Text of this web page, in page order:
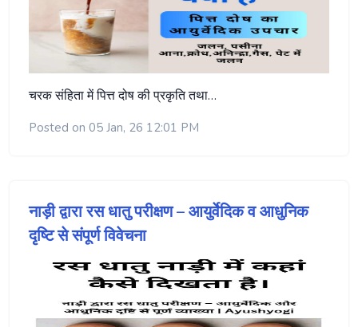
चरक संहिता में पित्त दोष की प्रकृति तथा…
Posted on 05 Jan, 26 12:01 PM
नाड़ी द्वारा रस धातु परीक्षण – आयुर्वेदिक व आधुनिक
दृष्टि से संपूर्ण विवेचना